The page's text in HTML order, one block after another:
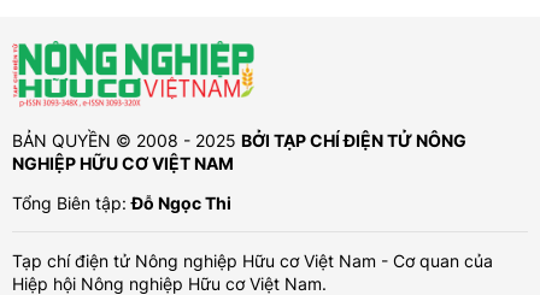
BẢN QUYỀN © 2008 - 2025 BỞI TẠP CHÍ ĐIỆN TỬ NÔNG
NGHIỆP HỮU CƠ VIỆT NAM
Tổng Biên tập:Đỗ Ngọc Thi
Tạp chí điện tử Nông nghiệp Hữu cơ Việt Nam - Cơ quan của
Hiệp hội Nông nghiệp Hữu cơ Việt Nam.